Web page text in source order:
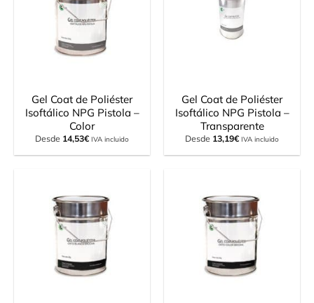
Gel Coat de Poliéster
Isoftálico NPG Pistola –
Color
Desde 14,53€ IVA incluido
Gel Coat de Poliéster
Isoftálico NPG Pistola –
Transparente
Desde 13,19€ IVA incluido